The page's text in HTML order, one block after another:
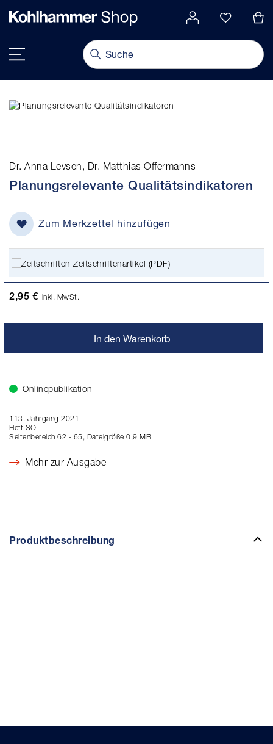
springen
Dr. Anna Levsen, Dr. Matthias Offermanns
Planungsrelevante Qualitätsindikatoren
Zum Merkzettel hinzufügen
Zeitschriftenartikel (PDF)
2,95 € inkl. MwSt.
In den Warenkorb
Onlinepublikation
113. Jahrgang 2021
Heft SO
Seitenbereich 62 - 65, Dateigröße 0,9 MB
Mehr zur Ausgabe
Produktbeschreibung